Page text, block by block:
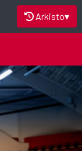
Arkisto▾